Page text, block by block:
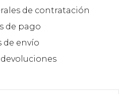
de contratación
de pago
de envío